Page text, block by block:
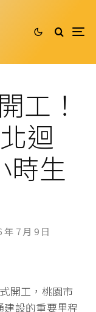
工！
迴
生
年 7 月 9 日
開工，桃園市
設的重要里程